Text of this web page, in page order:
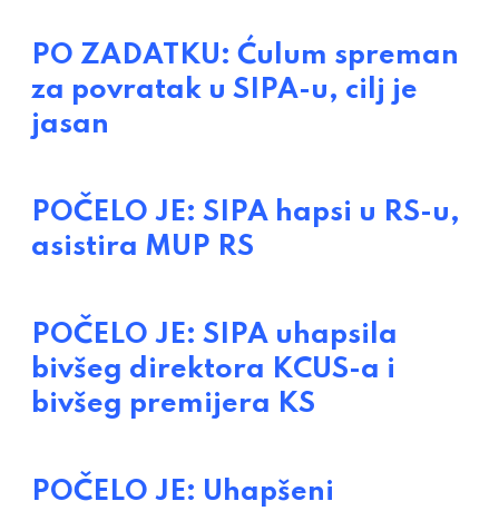
PO ZADATKU: Ćulum spreman
za povratak u SIPA-u, cilj je
jasan
POČELO JE: SIPA hapsi u RS-u,
asistira MUP RS
POČELO JE: SIPA uhapsila
bivšeg direktora KCUS-a i
bivšeg premijera KS
POČELO JE: Uhapšeni